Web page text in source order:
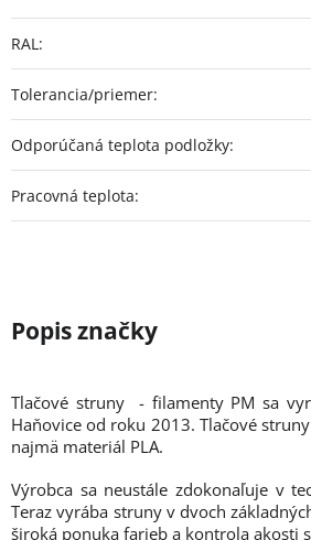
RAL:
Tolerancia/priemer:
Odporúčaná teplota podložky:
Pracovná teplota:
Tlačové struny - filamenty PM sa
Haňovice od roku 2013. Tlačové
najmä materiál PLA.
Výrobca sa neustále zdokonaľuje v
Teraz vyrába struny v dvoch
široká ponuka farieb a kontrola akosti